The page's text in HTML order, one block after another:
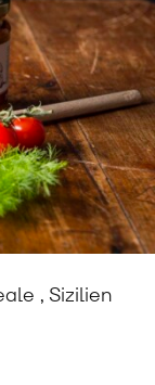
, Sizilien